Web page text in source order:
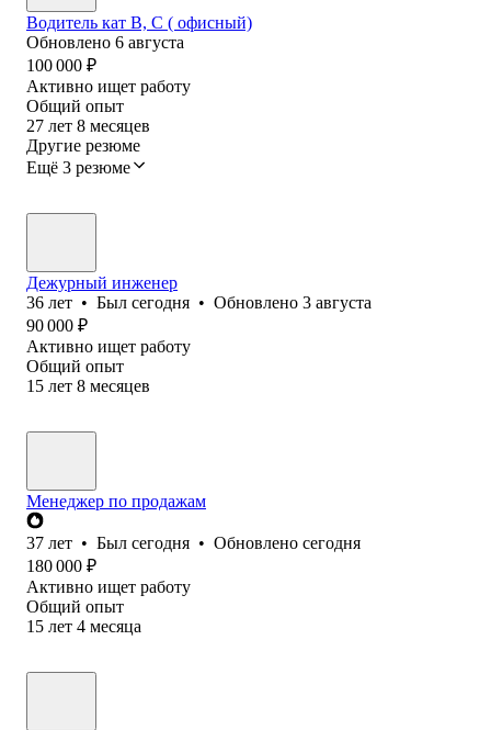
Водитель кат В, С ( офисный)
Обновлено 6 августа
100 000 ₽
Активно ищет работу
Общий опыт
27 лет 8 месяцев
Другие резюме
Ещё 3 резюме
Дежурный инженер
36 лет • Был сегодня • Обновлено 3 августа
90 000 ₽
Активно ищет работу
Общий опыт
15 лет 8 месяцев
Менеджер по продажам
37 лет • Был сегодня • Обновлено сегодня
180 000 ₽
Активно ищет работу
Общий опыт
15 лет 4 месяца